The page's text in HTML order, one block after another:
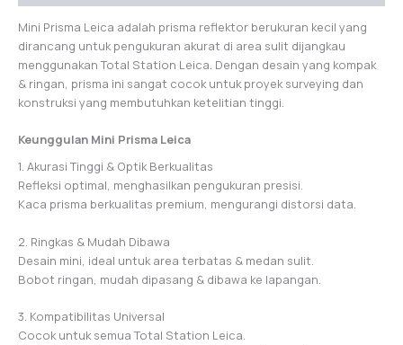
Mini Prisma Leica adalah prisma reflektor berukuran kecil yang
dirancang untuk pengukuran akurat di area sulit dijangkau
menggunakan Total Station Leica. Dengan desain yang kompak
& ringan, prisma ini sangat cocok untuk proyek surveying dan
konstruksi yang membutuhkan ketelitian tinggi.
Keunggulan Mini Prisma Leica
1. Akurasi Tinggi & Optik Berkualitas
Refleksi optimal, menghasilkan pengukuran presisi.
Kaca prisma berkualitas premium, mengurangi distorsi data.
2. Ringkas & Mudah Dibawa
Desain mini, ideal untuk area terbatas & medan sulit.
Bobot ringan, mudah dipasang & dibawa ke lapangan.
3. Kompatibilitas Universal
Cocok untuk semua Total Station Leica.